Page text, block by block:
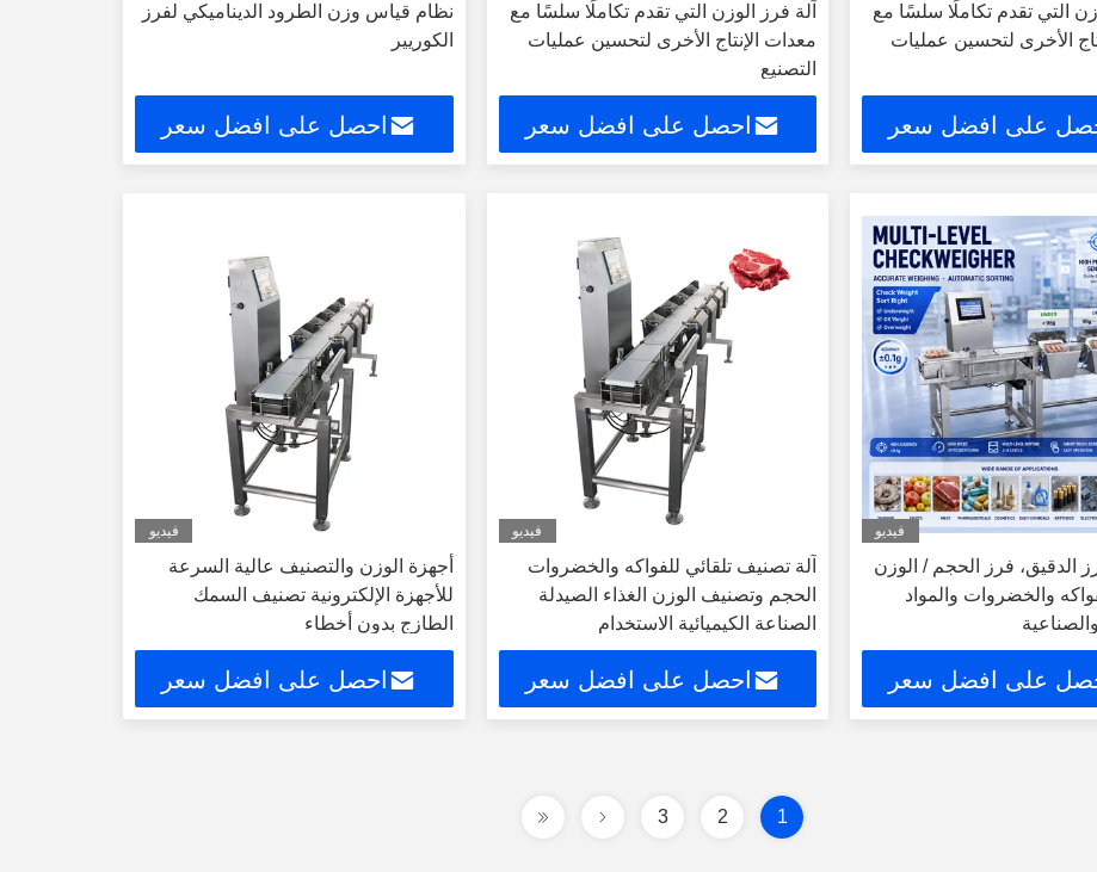
التي تقدم تكاملًا سلسًا مع
الأخرى لتحسين عمليات
على افضل سعر
آلة فرز الوزن التي تقدم تكاملًا سلسًا مع
معدات الإنتاج الأخرى لتحسين عمليات
التصنيع
احصل على افضل سعر
نظام قياس وزن الطرود الديناميكي لفرز
الكوريير
احصل على افضل سعر
فيديو
الدقيق، فرز الحجم / الوزن
والخضروات والمواد
على افضل سعر
فيديو
آلة تصنيف تلقائي للفواكه والخضروات
الحجم وتصنيف الوزن الغذاء الصيدلة
الصناعة الكيميائية الاستخدام
احصل على افضل سعر
فيديو
أجهزة الوزن والتصنيف عالية السرعة
للأجهزة الإلكترونية تصنيف السمك
الطازج بدون أخطاء
احصل على افضل سعر
1
2
3